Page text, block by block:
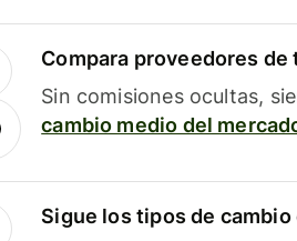
Compara proveedores
Sin comisiones ocultas,
cambio medio del
Sigue los tipos de